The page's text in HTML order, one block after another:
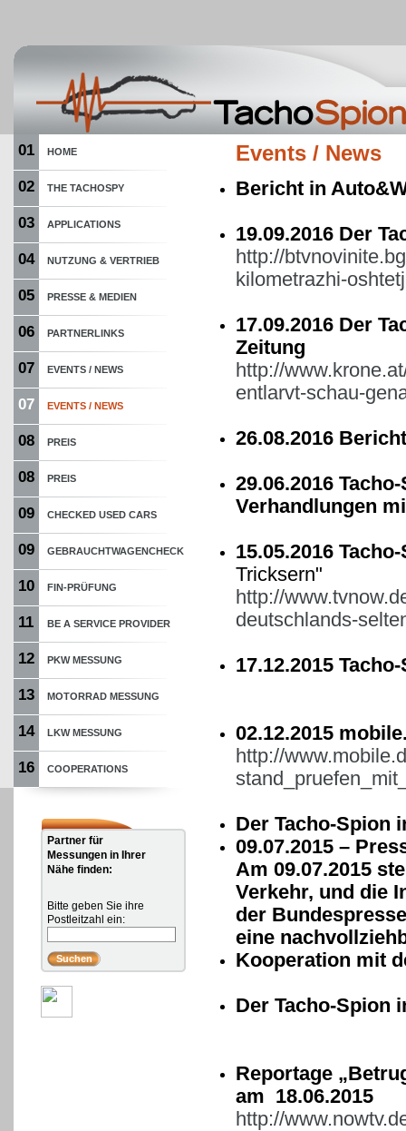
01 HOME
02 THE TACHOSPY
03 APPLICATIONS
04 NUTZUNG & VERTRIEB
05 PRESSE & MEDIEN
06 PARTNERLINKS
07 EVENTS / NEWS
07 EVENTS / NEWS
08 PREIS
08 PREIS
09 CHECKED USED CARS
09 GEBRAUCHTWAGENCHECK
10 FIN-PRÜFUNG
11 BE A SERVICE PROVIDER
12 PKW MESSUNG
13 MOTORRAD MESSUNG
14 LKW MESSUNG
16 COOPERATIONS
Partner für
Messungen in Ihrer
Nähe finden:
Bitte geben Sie ihre
Postleitzahl ein:
Events / News
Bericht in
19.09.2016 Der
http://
kilometrazhi-
17.09.2016 Der
Zeitung
http://
entlarvt-schau-
26.08.2016
29.06.2016
Verhandlungen
15.05.2016
Tricksern"
http://
deutschlands-
17.12.2015
02.12.2015
http://
Der Tacho-Spion
09.07.2015 –
Am 09.07.2015
Verkehr, und die
der
eine
Kooperation mit
Der Tacho-Spion
Reportage
am 18.06.2015
http://